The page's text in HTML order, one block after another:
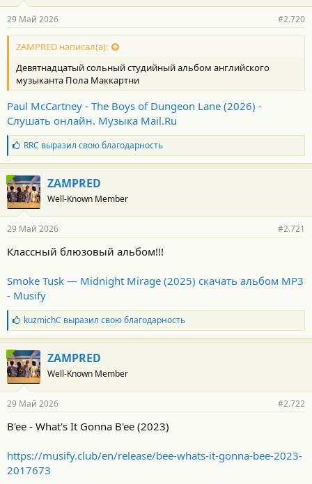
29 Май 2026 #2.720
ZAMPRED написал(а):
Девятнадцатый сольный студийный альбом английского
музыканта Пола Маккартни
Paul McCartney - The Boys of Dungeon Lane (2026) -
Слушать онлайн. Музыка Mail.Ru
Б
л
а
г
о
д
а
н
с
и
RRC выразил свою благодарность
ZAMPRED
Well-Known Member
29 Май 2026 #2.721
Классный блюзовый альбом!!!
Smoke Tusk — Midnight Mirage (2025) скачать альбом MP3
- Musify
Б
л
а
г
о
д
а
н
с
и
kuzmichC выразил свою благодарность
ZAMPRED
Well-Known Member
29 Май 2026 #2.722
B'ee - What's It Gonna B'ee (2023)
https://musify.club/en/release/bee-whats-it-gonna-bee-2023-
2017673